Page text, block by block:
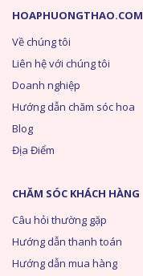
HOAPHUONGTHAO.COM
Về chúng tôi
Liên hệ với chúng tôi
Doanh nghiệp
Hướng dẫn chăm sóc hoa
Blog
Địa Điểm
CHĂM SÓC KHÁCH HÀNG
Câu hỏi thường gặp
Hướng dẫn thanh toán
Hướng dẫn mua hàng